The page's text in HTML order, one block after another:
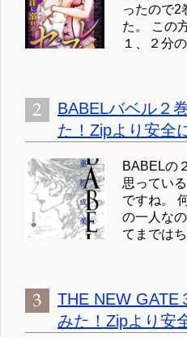
ったので2
た。 この
１、２分
BABELバベル２
た！Zipより安全
BABELの
思ってい
ですね。
の一人な
てまでは
THE NEW GATE
みた！Zipより安